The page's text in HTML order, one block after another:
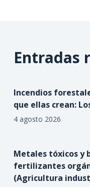
Entradas
Incendios
que ellas crean:
4 agosto 2026
Metales tóxicos y
fertilizantes
(Agricultura